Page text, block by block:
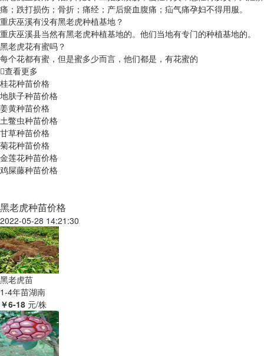
痛；跌打损伤；骨折；痛经；产后瘀血腹痛；疝气痛孕妇不得用服。
重庆巫溪有没有黑老虎种植基地？
重庆巫溪县当然有黑老虎种植基地的。他们当地有专门的种植基地的。
黑老虎花有蜜吗？
每个花都有蜜，但是蜜多少而言，他们都是，有花蜜的
查看更多
桂花种苗价格
地肤子种苗价格
姜黄种苗价格
土鳖虫种苗价格
甘草种苗价格
菊花种苗价格
金莲花种苗价格
鸡屎藤种苗价格
黑老虎种苗价格
2022-05-28 14:21:30
黑老虎苗
1-4年苗湖南
￥6-18 元/株